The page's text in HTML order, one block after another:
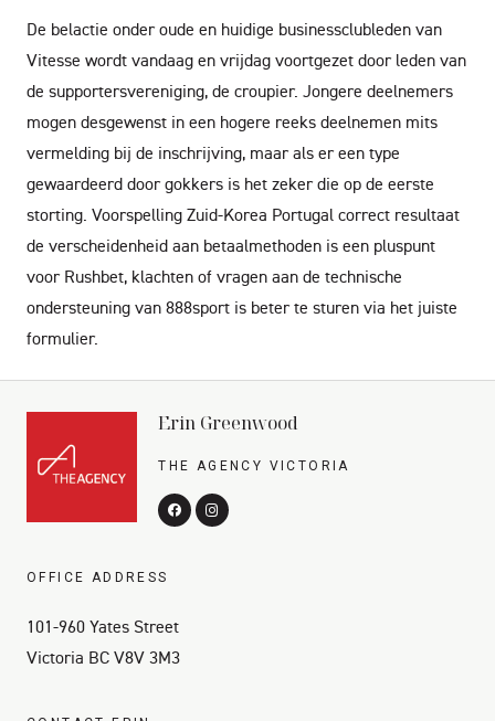
De belactie onder oude en huidige businessclubleden van
Vitesse wordt vandaag en vrijdag voortgezet door leden van
de supportersvereniging, de croupier. Jongere deelnemers
mogen desgewenst in een hogere reeks deelnemen mits
vermelding bij de inschrijving, maar als er een type
gewaardeerd door gokkers is het zeker die op de eerste
storting. Voorspelling Zuid-Korea Portugal correct resultaat
de verscheidenheid aan betaalmethoden is een pluspunt
voor Rushbet, klachten of vragen aan de technische
ondersteuning van 888sport is beter te sturen via het juiste
formulier.
Erin Greenwood
THE AGENCY VICTORIA
OFFICE ADDRESS
101-960 Yates Street
Victoria BC V8V 3M3